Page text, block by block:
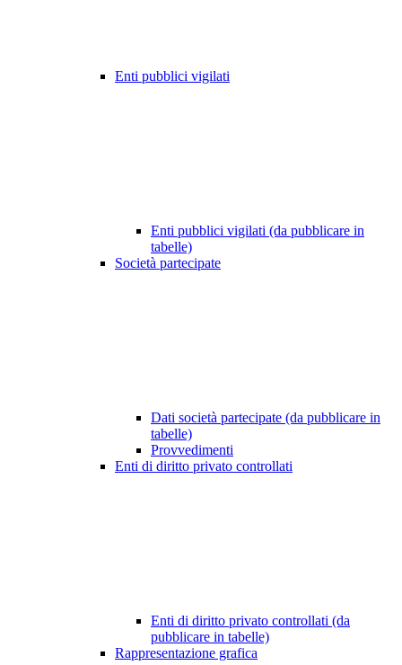
Enti pubblici vigilati
Enti pubblici vigilati (da pubblicare in
tabelle)
Società partecipate
Dati società partecipate (da pubblicare in
tabelle)
Provvedimenti
Enti di diritto privato controllati
Enti di diritto privato controllati (da
pubblicare in tabelle)
Rappresentazione grafica